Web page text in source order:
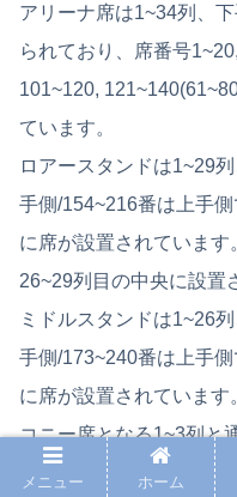
アリーナ席は1~34列、
られており、席番号
101~120,
ています。
ロアースタンドは1~29
手側/154~216番は上手
に席が設置されていま
26~29列目の中央に設置
ミドルスタンドは1~26
手側/173~240番は上手
に席が設置されていま
コニー席となる1~3列と
の座席設置となっていま
メニュー ホーム